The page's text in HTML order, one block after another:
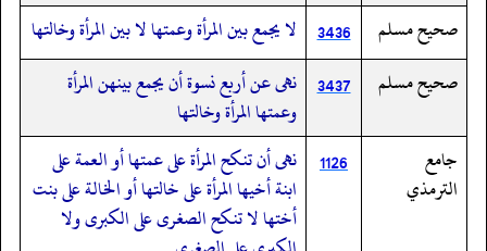
صحيح مسلم
3436
لا يجمع بين المرأة وعمتها لا بين المرأة وخالتها
صحيح مسلم
3437 نهى عن أربع نسوة أن يجمع بينهن المرأة
وعمتها المرأة وخالتها
جامع
الترمذي
1126
نهى أن تنكح المرأة على عمتها أو العمة على
ابنة أخيها المرأة على خالتها أو الخالة على بنت
أختها لا تنكح الصغرى على الكبرى ولا